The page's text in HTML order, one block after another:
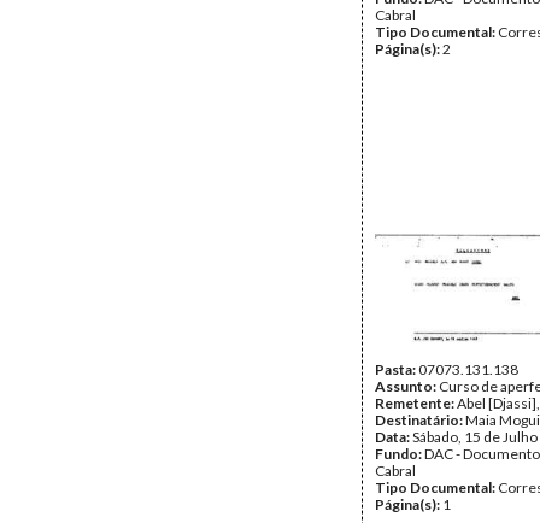
Cabral
Tipo Documental:
Página(s):2
Pasta:07073.131.138
Assunto: Curso de
Remetente:Abel
Destinatário:Maia
Data:Sábado, 15 de
Fundo:DAC -
Cabral
Tipo Documental:
Página(s): 1